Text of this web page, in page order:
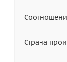
Страна